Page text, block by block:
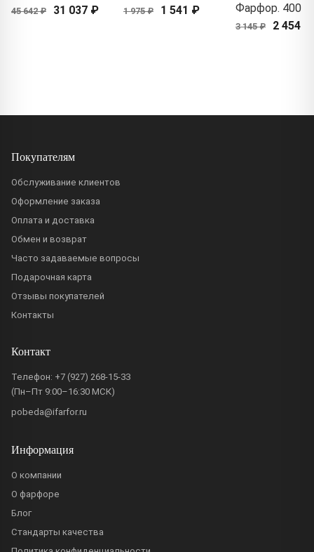
45 642 ₽ 31 037 ₽ 1 975 ₽ 1 541 ₽
Фарфор. 400
3 145 ₽ 2 454 ₽
Покупателям
Обслуживание клиентов
Оформление заказа
Оплата и доставка
Обмен и возврат
Часто задаваемые вопросы
Подарочная карта
Отзывы покупателей
Контакты
Контакт
Телефон: +7 (927) 268-15-33
(Пн–Пт 9:00–16:30 МСК)
pobeda@ifarfor.ru
Информация
О компании
О фарфоре
Блог
Стандарты качества